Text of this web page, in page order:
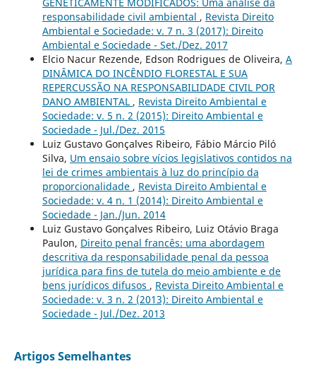
responsabilidade civil ambiental , Revista Direito
Ambiental e Sociedade: v. 7 n. 3 (2017): Direito
Ambiental e Sociedade - Set./Dez. 2017
Elcio Nacur Rezende, Edson Rodrigues de Oliveira, A
DINÂMICA DO INCÊNDIO FLORESTAL E SUA
REPERCUSSÃO NA RESPONSABILIDADE CIVIL POR
DANO AMBIENTAL , Revista Direito Ambiental e
Sociedade: v. 5 n. 2 (2015): Direito Ambiental e
Sociedade - Jul./Dez. 2015
Luiz Gustavo Gonçalves Ribeiro, Fábio Márcio Piló
Silva, Um ensaio sobre vícios legislativos contidos na
lei de crimes ambientais à luz do princípio da
proporcionalidade , Revista Direito Ambiental e
Sociedade: v. 4 n. 1 (2014): Direito Ambiental e
Sociedade - Jan./Jun. 2014
Luiz Gustavo Gonçalves Ribeiro, Luiz Otávio Braga
Paulon, Direito penal francês: uma abordagem
descritiva da responsabilidade penal da pessoa
jurídica para fins de tutela do meio ambiente e de
bens jurídicos difusos , Revista Direito Ambiental e
Sociedade: v. 3 n. 2 (2013): Direito Ambiental e
Sociedade - Jul./Dez. 2013
Artigos Semelhantes